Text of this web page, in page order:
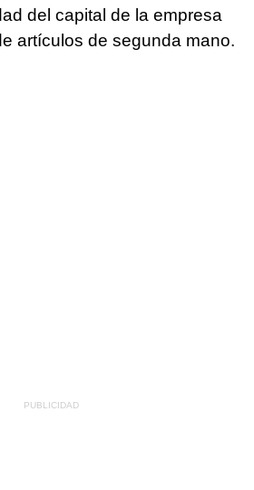
del capital de la empresa
artículos de segunda mano.